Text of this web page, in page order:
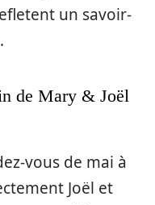
un savoir-
de Mary & Joël
vous de mai à
Joël et